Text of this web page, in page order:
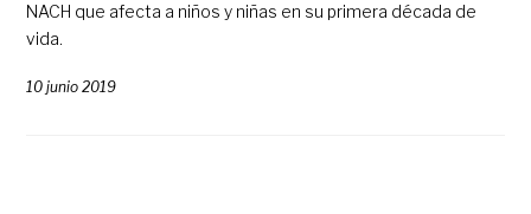
NACH que afecta a niños y niñas en su primera década de
vida.
10 junio 2019